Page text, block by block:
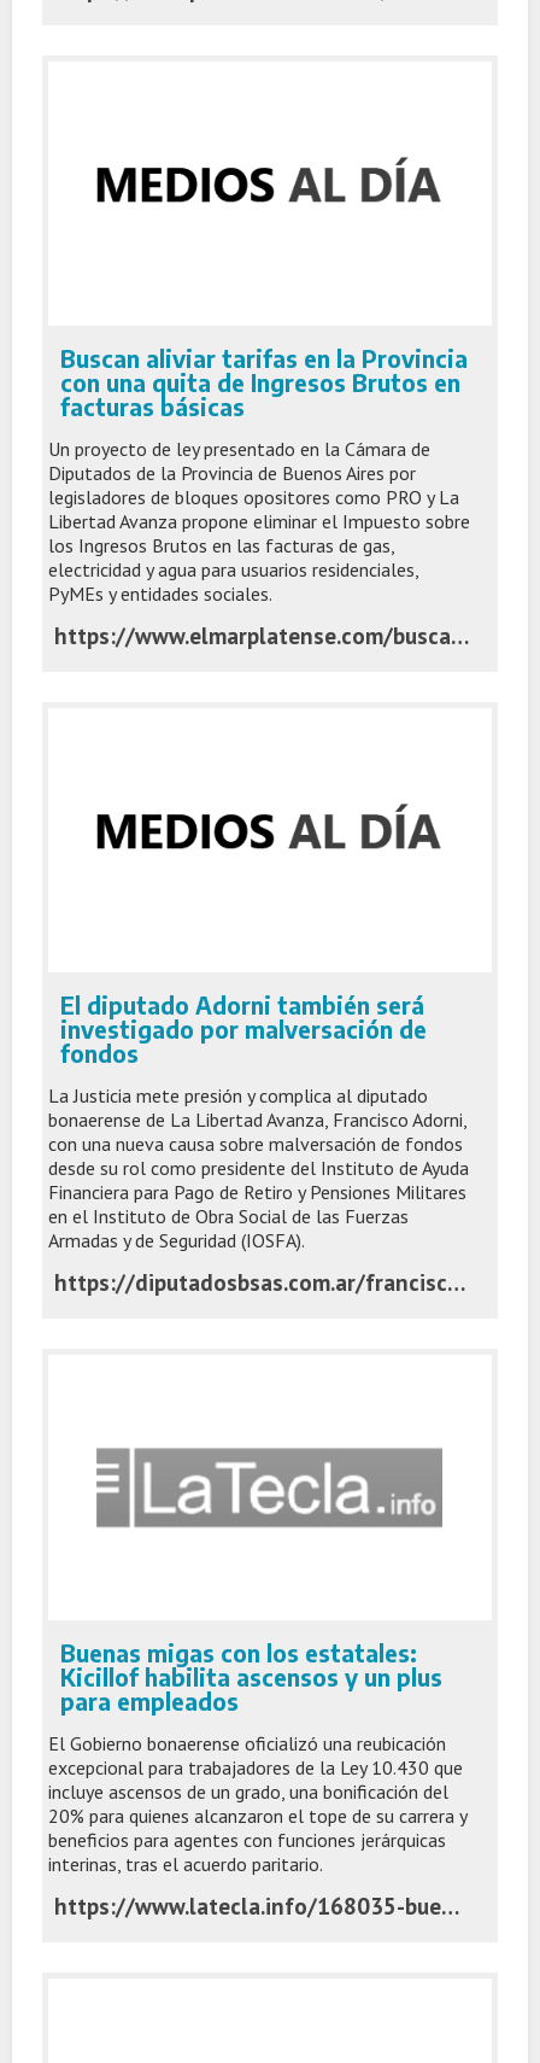
Buscan aliviar tarifas en la Provincia
con una quita de Ingresos Brutos en
facturas básicas
Un proyecto de ley presentado en la Cámara de
Diputados de la Provincia de Buenos Aires por
legisladores de bloques opositores como PRO y La
Libertad Avanza propone eliminar el Impuesto sobre
los Ingresos Brutos en las facturas de gas,
electricidad y agua para usuarios residenciales,
PyMEs y entidades sociales.
https://www.elmarplatense.com/buscan-aliviar-tarifas-en-la-provincia-con-una-quita-de-ingresos-brutos-en-facturas-basicas
El diputado Adorni también será
investigado por malversación de
fondos
La Justicia mete presión y complica al diputado
bonaerense de La Libertad Avanza, Francisco Adorni,
con una nueva causa sobre malversación de fondos
desde su rol como presidente del Instituto de Ayuda
Financiera para Pago de Retiro y Pensiones Militares
en el Instituto de Obra Social de las Fuerzas
Armadas y de Seguridad (IOSFA).
https://diputadosbsas.com.ar/francisco-adorni-causa-malversacion-de-fondos/
Buenas migas con los estatales:
Kicillof habilita ascensos y un plus
para empleados
El Gobierno bonaerense oficializó una reubicación
excepcional para trabajadores de la Ley 10.430 que
incluye ascensos de un grado, una bonificación del
20% para quienes alcanzaron el tope de su carrera y
beneficios para agentes con funciones jerárquicas
interinas, tras el acuerdo paritario.
https://www.latecla.info/168035-buenas-migas-con-los-estatales-kicillof-habilita-ascensos-y-un-plus-para-empleados-publicos